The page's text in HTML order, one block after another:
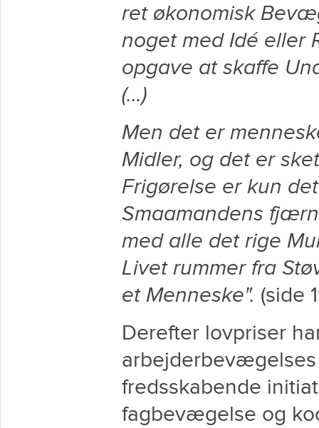
ret økonomisk
noget med Idé eller
opgave at skaffe
(…)
Men det er
Midler, og det er
Frigørelse er kun
Smaamandens
med alle det rige
Livet rummer fra
et Menneske". (side
Derefter lovpriser
fredsskabende
fagbevægelse og